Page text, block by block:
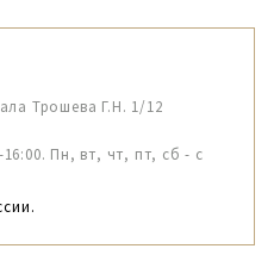
Трошева Г.Н. 1/12
Пн, вт, чт, пт, сб - с